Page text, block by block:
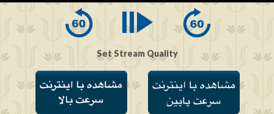
0
Set Stream Quality